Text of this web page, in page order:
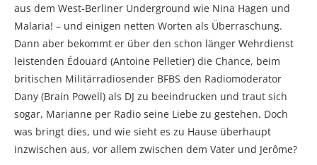
aus dem West-Berliner Underground wie Nina Hagen und
Malaria! – und einigen netten Worten als Überraschung.
Dann aber bekommt er über den schon länger Wehrdienst
leistenden Édouard (Antoine Pelletier) die Chance, beim
britischen Militärradiosender BFBS den Radiomoderator
Dany (Brain Powell) als DJ zu beeindrucken und traut sich
sogar, Marianne per Radio seine Liebe zu gestehen. Doch
was bringt dies, und wie sieht es zu Hause überhaupt
inzwischen aus, vor allem zwischen dem Vater und Jerôme?